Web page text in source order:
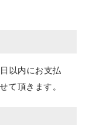
以内にお支払
て頂きます。